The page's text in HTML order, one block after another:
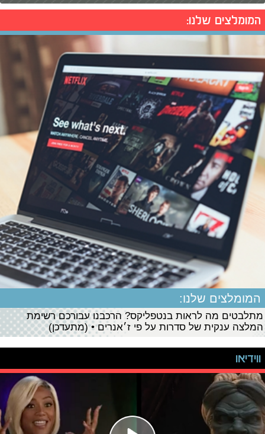
המומלצים שלנו:
המומלצים שלנו:
מתלבטים מה לראות בנטפליקס? הרכבנו עבורכם רשימת
המלצה ענקית של סדרות על פי ז׳אנרים • (מתעדכן)
ווידיאו